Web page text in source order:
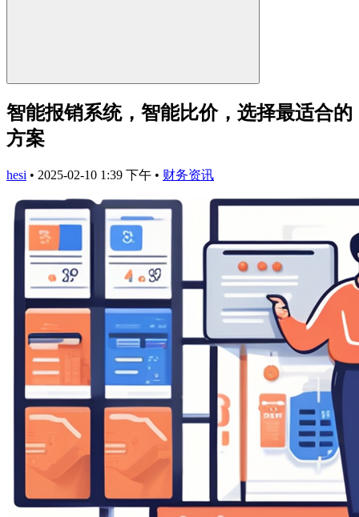
智能报销系统，智能比价，选择最适合的
方案
hesi • 2025-02-10 1:39 下午 • 财务资讯